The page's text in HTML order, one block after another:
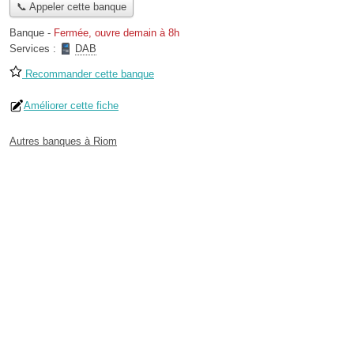
📞 Appeler cette banque
Banque - Fermée, ouvre demain à 8h
Services :
DAB
Recommander cette banque
Améliorer cette fiche
Autres banques à Riom